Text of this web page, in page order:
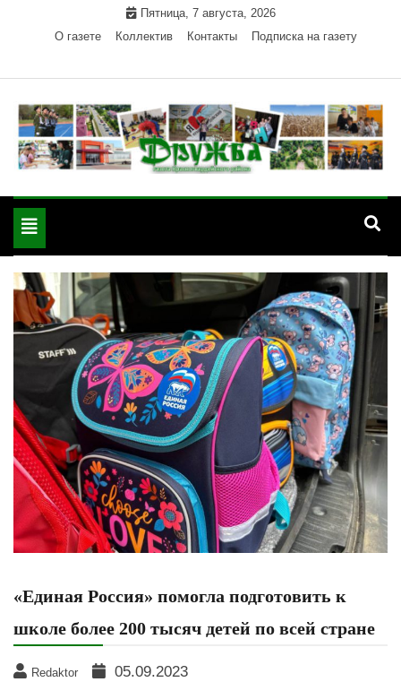
Пятница, 7 августа, 2026
О газете
Коллектив Контакты Подписка на газету
"Дружба" — газета
района РА
Красногвардейского района Республики Адыгея
Toggle
navigation
«Единая Россия» помогла подготовить к
школе более 200 тысяч детей по всей стране
Redaktor 05.09.2023